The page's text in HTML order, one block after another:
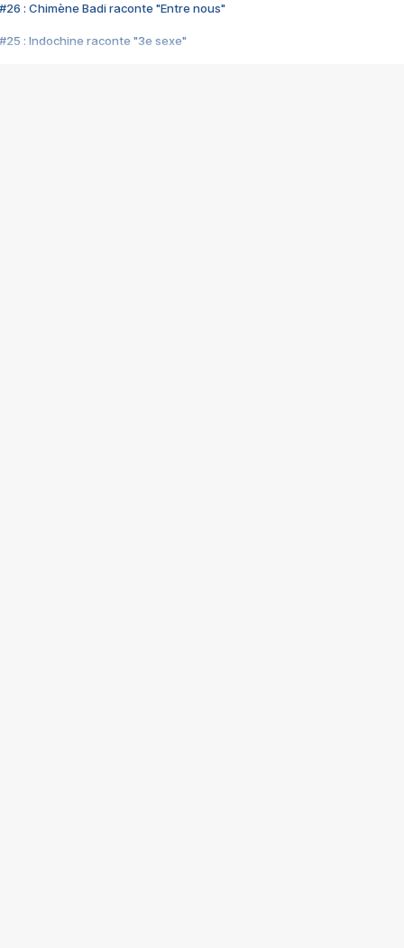
#26 : Chimène Badi raconte "Entre nous"
#25 : Indochine raconte "3e sexe"